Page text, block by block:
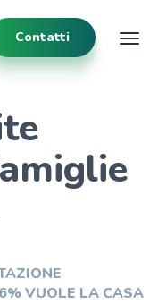
Contatti
VUOLE LA CASA